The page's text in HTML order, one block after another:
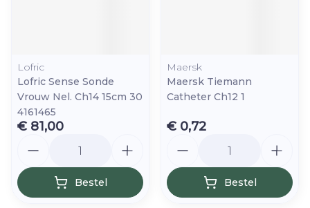
Lofric
Lofric Sense Sonde
Vrouw Nel. Ch14 15cm 30
4161465
€ 81,00
Bestel
Maersk
Maersk Tiemann
Catheter Ch12 1
€ 0,72
Bestel